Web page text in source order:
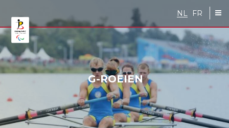
NL FR
G-ROEIEN